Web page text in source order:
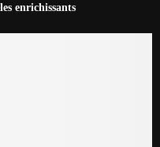
enrichissants